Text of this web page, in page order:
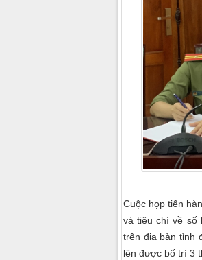
Cuộc họp tiến
và tiêu chí về số
trên địa bàn tỉnh
lên được bố trí 3